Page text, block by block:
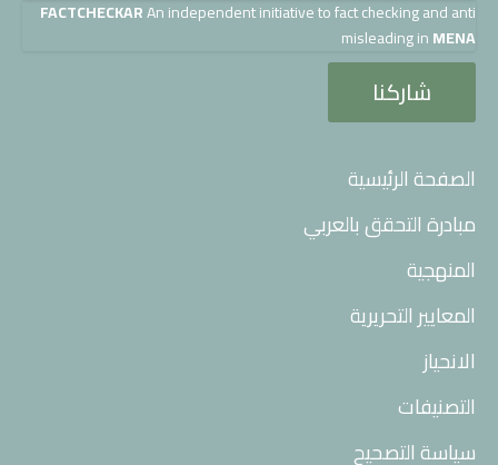
FACTCHECKARAn independent initiative to fact checking and anti
misleading inMENA
شاركنا
الصفحة الرئيسية
مبادرة التحقق بالعربي
المنهجية
المعايير التحريرية
الانحياز
التصنيفات
سياسة التصحيح